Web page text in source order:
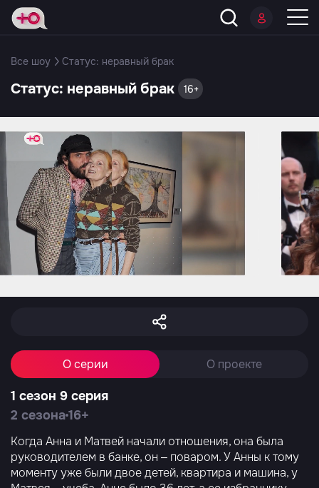
Все шоу Статус: неравный брак
Статус: неравный брак 16+
О серии О проекте
1 сезон 9 серия
2 сезона16+
Когда Анна и Матвей начали отношения, она была
руководителем в банке, он – поваром. У Анны к тому
моменту уже были двое детей, квартира и машина, у